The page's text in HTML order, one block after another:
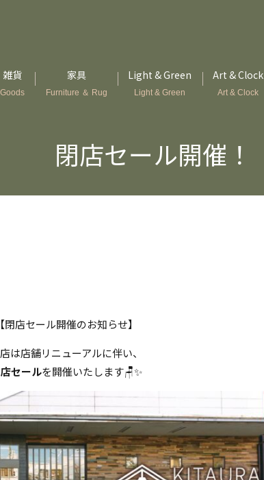
雑貨
Goods
家具
Furniture ＆ Rug
Light & Green
Light & Green
Art & Clock
Art & Clock
閉店セール開催！
閉店セール開催のお知らせ】
は店舗リニューアルに伴い、
セールを開催いたします🪑✨